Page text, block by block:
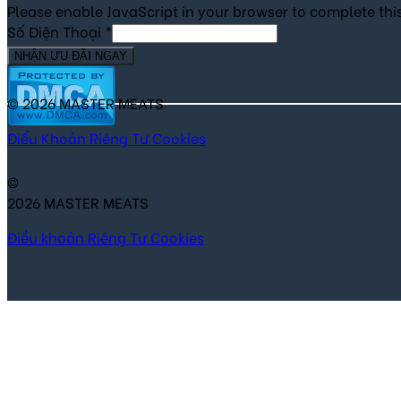
Please enable JavaScript in your browser to complete
Số Điện Thoại *
NHẬN ƯU ĐÃI NGAY
© 2026 MASTER MEATS
Điểu Khoản Riêng Tư Cookies
©
2026 MASTER MEATS
Điều khoản Riêng Tư Cookies